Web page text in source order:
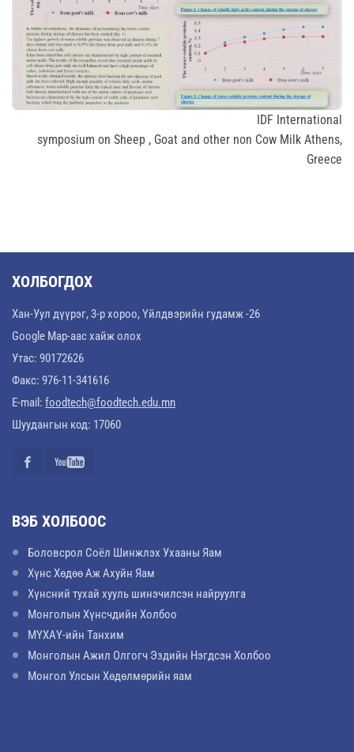
IDF International
symposium on Sheep , Goat and other non Cow Milk Athens,
Greece
ХОЛБОГДОХ
Хан-Уул дүүрэг, 3-р хороо, Үйлдвэрийн гудамж -26
Google Map-аас хайж олох
Утас: 90172626
Факс: 976-11-341616
E-mail: foodtech@foodtech.edu.mn
Шуудангын код: 17060
ВЭБ ХОЛБООС
Боловсрол Соёл Шинжлэх Ухааны Яам
Хүнс Хөдөө Аж Ахуйн Яам
Хүнсний тухай хууль шинэчилсэн найруулга
Монголын Хүнсчдийн Холбоо
МҮХАҮ-ийн Танхим
Монголын Ажил Олгогч Эздийн Нэгдсэн Холбоо
Монгол Улсын Хөдөлмөрийн яам